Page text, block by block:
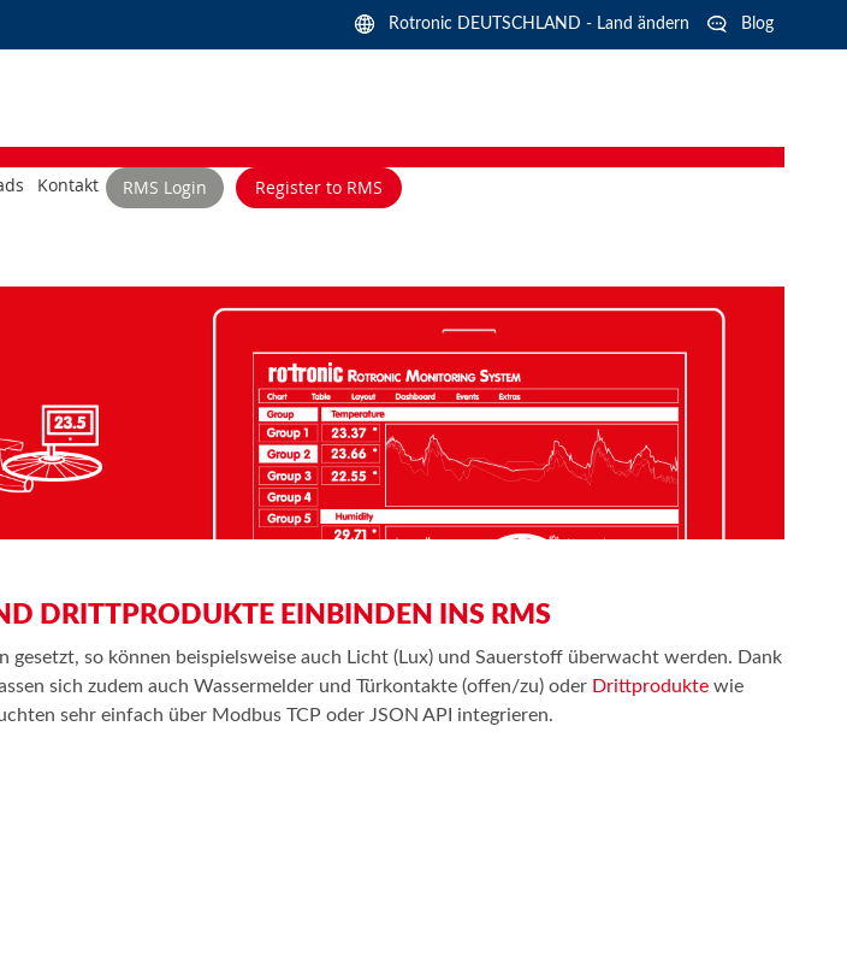
Rotronic DEUTSCHLAND - Land ändern Blog
Kontakt RMS Login Register to RMS
DRITTPRODUKTE EINBINDEN INS RMS
gesetzt, so können beispielsweise auch Licht (Lux) und Sauerstoff überwacht werden. Dank
sich zudem auch Wassermelder und Türkontakte (offen/zu) oder Drittprodukte wie
sehr einfach über Modbus TCP oder JSON API integrieren.